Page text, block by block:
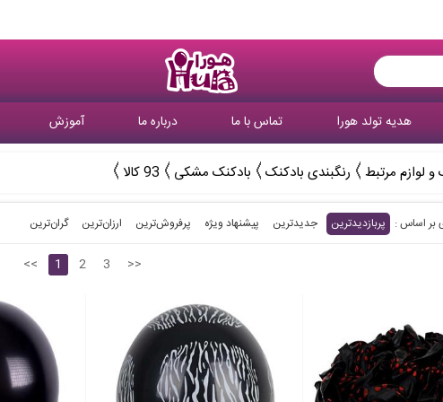
هدیه تولد هورا تماس با ما درباره ما آموزش
و لوازم مرتبط رنگبندی بادکنک بادکنک مشکی 93 کالا
پربازدیدترین جدیدترین پیشنهاد ویژه پرفروش‌ترین‌ ارزان‌ترین گران‌ترین
<< 1 2 3 >>